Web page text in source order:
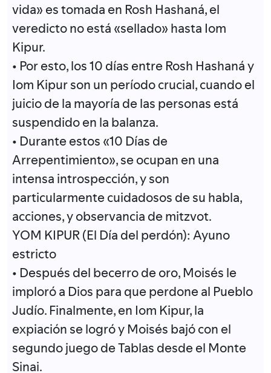
vida» es tomada en Rosh Hashaná, el
veredicto no está «sellado» hasta Iom
Kipur.
• Por esto, los 10 días entre Rosh Hashaná y
Iom Kipur son un período crucial, cuando el
juicio de la mayoría de las personas está
suspendido en la balanza.
• Durante estos «10 Días de
Arrepentimiento», se ocupan en una
intensa introspección, y son
particularmente cuidadosos de su habla,
acciones, y observancia de mitzvot.
YOM KIPUR (El Día del perdón): Ayuno
estricto
• Después del becerro de oro, Moisés le
imploró a Dios para que perdone al Pueblo
Judío. Finalmente, en Iom Kipur, la
expiación se logró y Moisés bajó con el
segundo juego de Tablas desde el Monte
Sinai.